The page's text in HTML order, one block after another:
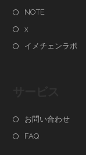
NOTE
x
イメチェンラボ
お問い合わせ
FAQ